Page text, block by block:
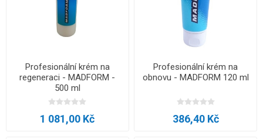
Profesionální krém na
regeneraci - MADFORM -
500 ml
1 081,00 Kč
Profesionální krém na
obnovu - MADFORM 120 ml
386,40 Kč